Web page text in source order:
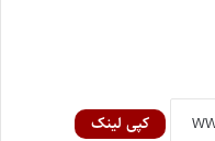
کپی لینک